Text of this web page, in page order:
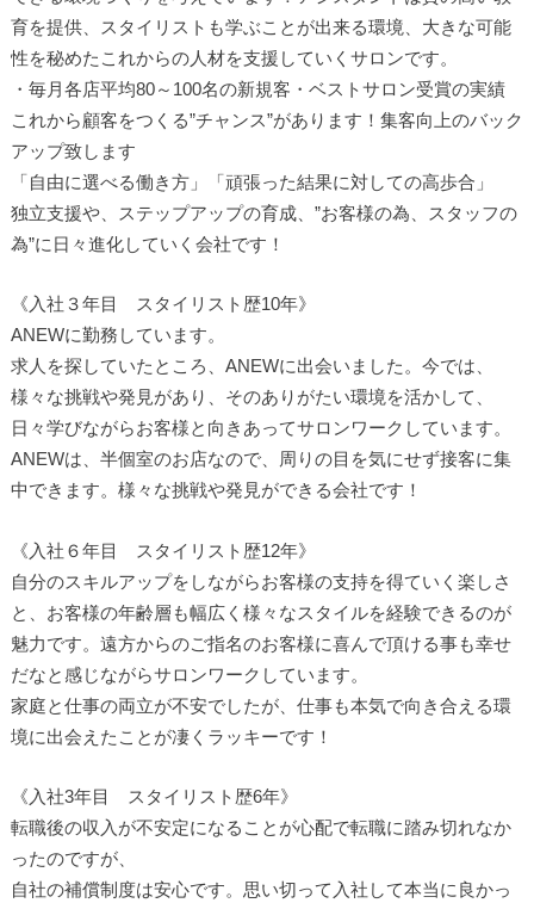
育を提供、スタイリストも学ぶことが出来る環境、大きな可能
性を秘めたこれからの人材を支援していくサロンです。
・毎月各店平均80～100名の新規客・ベストサロン受賞の実績
これから顧客をつくる”チャンス”があります！集客向上のバック
アップ致します
「自由に選べる働き方」「頑張った結果に対しての高歩合」
独立支援や、ステップアップの育成、”お客様の為、スタッフの
為”に日々進化していく会社です！
《入社３年目 スタイリスト歴10年》
ANEWに勤務しています。
求人を探していたところ、ANEWに出会いました。今では、
様々な挑戦や発見があり、そのありがたい環境を活かして、
日々学びながらお客様と向きあってサロンワークしています。
ANEWは、半個室のお店なので、周りの目を気にせず接客に集
中できます。様々な挑戦や発見ができる会社です！
《入社６年目 スタイリスト歴12年》
自分のスキルアップをしながらお客様の支持を得ていく楽しさ
と、お客様の年齢層も幅広く様々なスタイルを経験できるのが
魅力です。遠方からのご指名のお客様に喜んで頂ける事も幸せ
だなと感じながらサロンワークしています。
家庭と仕事の両立が不安でしたが、仕事も本気で向き合える環
境に出会えたことが凄くラッキーです！
《入社3年目 スタイリスト歴6年》
転職後の収入が不安定になることが心配で転職に踏み切れなか
ったのですが、
自社の補償制度は安心です。思い切って入社して本当に良かっ